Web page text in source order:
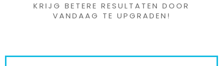
KRIJG BETERE RESULTATEN DOOR
VANDAAG TE UPGRADEN!